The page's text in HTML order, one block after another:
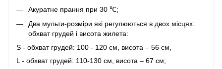
Акуратне прання при 30 ℃;
Два мульти-розміри які регулюються в двох місцях:
обхват грудей і висота жилета:
S - обхват грудей: 100 - 120 см, висота – 56 см,
L - обхват грудей: 110-130 см, висота – 67 см;